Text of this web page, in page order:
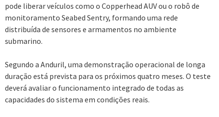
pode liberar veículos como o Copperhead AUV ou o robô de
monitoramento Seabed Sentry, formando uma rede
distribuída de sensores e armamentos no ambiente
submarino.
Segundo a Anduril, uma demonstração operacional de longa
duração está prevista para os próximos quatro meses. O teste
deverá avaliar o funcionamento integrado de todas as
capacidades do sistema em condições reais.